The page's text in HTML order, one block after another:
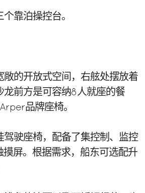
靠泊操控台。
的开放式空间，右舷处摆放着
龙前方是可容纳8人就座的餐
品牌座椅。
驶座椅，配备了集控制、监控
屏。根据需求，船东可选配升